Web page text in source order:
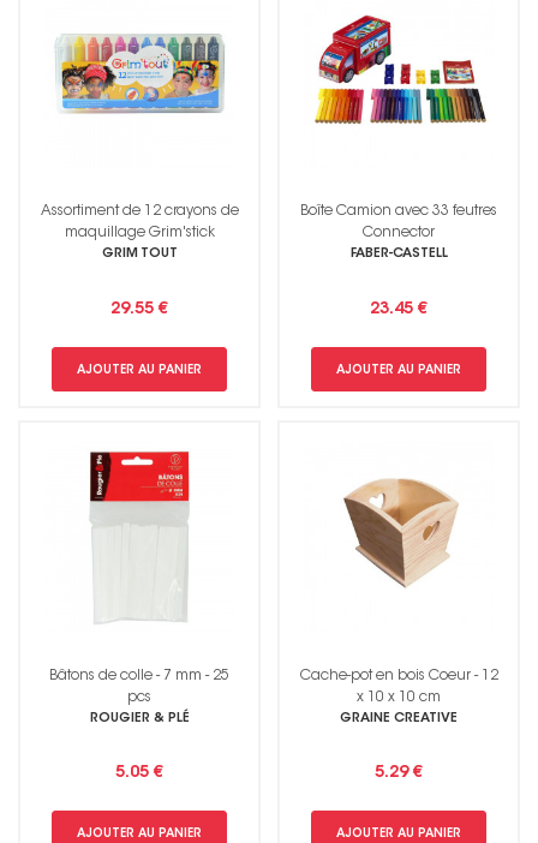
Assortiment de 12 crayons de
maquillage Grim'stick
GRIM TOUT
29.55 €
AJOUTER AU PANIER
Boîte Camion avec 33 feutres
Connector
FABER-CASTELL
23.45 €
AJOUTER AU PANIER
Bâtons de colle - 7 mm - 25
pcs
ROUGIER & PLÉ
5.05 €
AJOUTER AU PANIER
Cache-pot en bois Coeur - 12
x 10 x 10 cm
GRAINE CREATIVE
5.29 €
AJOUTER AU PANIER